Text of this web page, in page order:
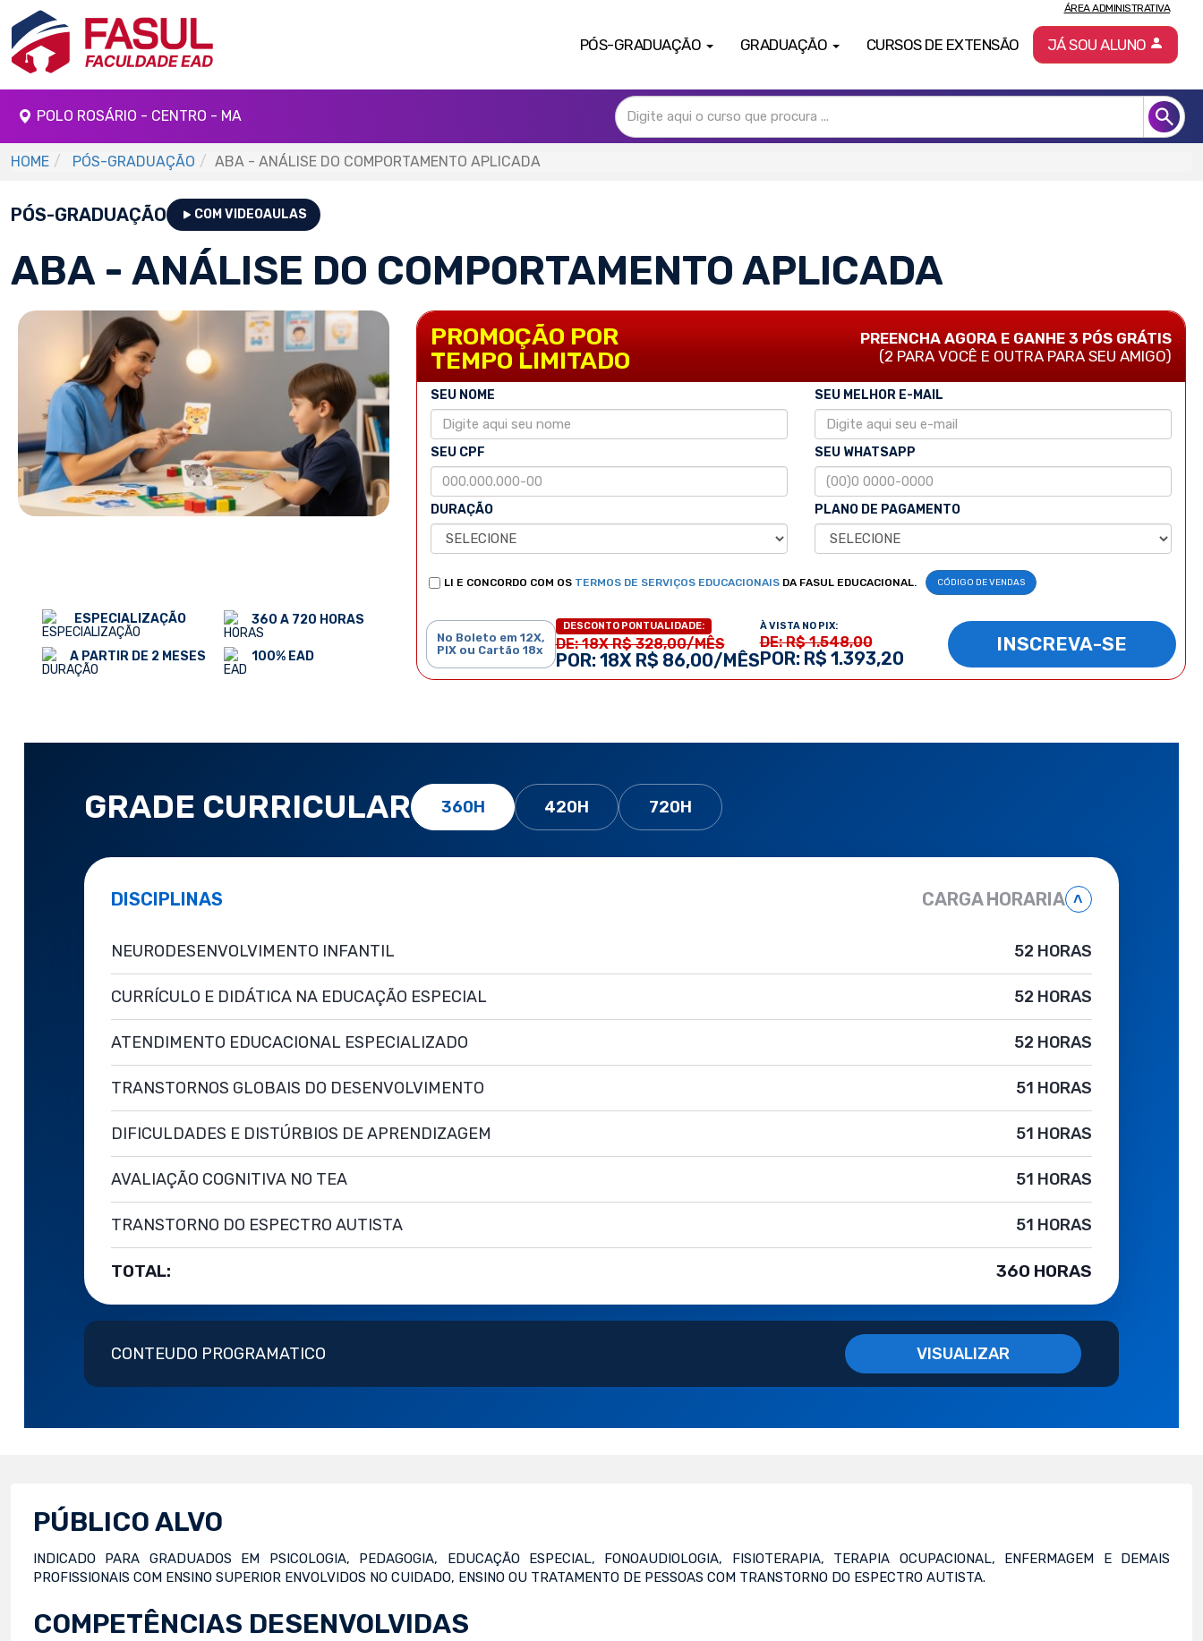
PÓS-GRADUAÇÃO GRADUAÇÃO CURSOS DE EXTENSÃO
ÁREA ADMINISTRATIVA
JÁ SOU ALUNO
POLO ROSÁRIO - CENTRO - MA
HOME PÓS-GRADUAÇÃO ABA - ANÁLISE DO COMPORTAMENTO APLICADA
PÓS-GRADUAÇÃO COM VIDEOAULAS
ABA - ANÁLISE DO COMPORTAMENTO APLICADA
ESPECIALIZAÇÃO
A PARTIR DE 2 MESES
360 A 720 HORAS
100% EAD
PROMOÇÃO POR
TEMPO LIMITADO
PREENCHA AGORA E GANHE 3 PÓS GRÁTIS
(2 PARA VOCÊ E OUTRA PARA SEU AMIGO)
SEU NOME
SEU CPF
SEU MELHOR E-MAIL
SEU WHATSAPP
DURAÇÃO PLANO DE PAGAMENTO
LI E CONCORDO COM OS TERMOS DE SERVIÇOS EDUCACIONAISDA FASUL EDUCACIONAL. CÓDIGO DE VENDAS
No Boleto em 12X,
PIX ou Cartão 18x
DESCONTO PONTUALIDADE:
DE: 18X R$ 328,00/MÊS
POR: 18X R$ 86,00/MÊS
À VISTA NO PIX:
DE: R$ 1.548,00
POR: R$ 1.393,20
INSCREVA-SE
GRADE CURRICULAR 360H 420H 720H
DISCIPLINAS CARGA HORARIA ˄
NEURODESENVOLVIMENTO INFANTIL 52 HORAS
CURRÍCULO E DIDÁTICA NA EDUCAÇÃO ESPECIAL 52 HORAS
ATENDIMENTO EDUCACIONAL ESPECIALIZADO 52 HORAS
TRANSTORNOS GLOBAIS DO DESENVOLVIMENTO 51 HORAS
DIFICULDADES E DISTÚRBIOS DE APRENDIZAGEM 51 HORAS
AVALIAÇÃO COGNITIVA NO TEA 51 HORAS
TRANSTORNO DO ESPECTRO AUTISTA 51 HORAS
TOTAL: 360 HORAS
CONTEUDO PROGRAMATICO VISUALIZAR
PÚBLICO ALVO
INDICADO PARA GRADUADOS EM PSICOLOGIA, PEDAGOGIA, EDUCAÇÃO ESPECIAL, FONOAUDIOLOGIA, FISIOTERAPIA, TERAPIA OCUPACIONAL, ENFERMAGEM E DEMAIS
PROFISSIONAIS COM ENSINO SUPERIOR ENVOLVIDOS NO CUIDADO, ENSINO OU TRATAMENTO DE PESSOAS COM TRANSTORNO DO ESPECTRO AUTISTA.
COMPETÊNCIAS DESENVOLVIDAS